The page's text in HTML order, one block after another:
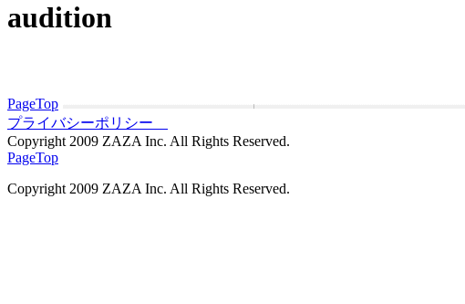
audition
PageTop
プライバシーポリシー
Copyright 2009 ZAZA Inc. All Rights Reserved.
PageTop
Copyright 2009 ZAZA Inc. All Rights Reserved.